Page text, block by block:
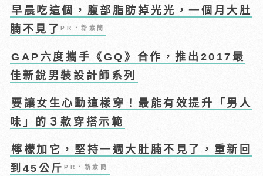
早晨吃這個，腹部脂肪掉光光，一個月大肚
腩不見了PR・新素簡
GAP六度攜手《GQ》合作，推出2017最
佳新銳男裝設計師系列
要讓女生心動這樣穿！最能有效提升「男人
味」的３款穿搭示範
檸檬加它，堅持一週大肚腩不見了，重新回
到45公斤 PR・新素簡